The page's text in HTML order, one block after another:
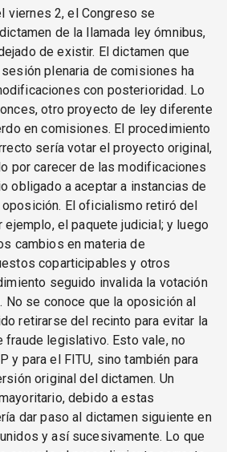
viernes 2, el Congreso se
de la llamada ley ómnibus,
de existir. El dictamen que
plenaria de comisiones ha
con posterioridad. Lo
otro proyecto de ley diferente
en comisiones. El procedimiento
sería votar el proyecto original,
por carecer de las modificaciones
obligado a aceptar a instancias de
El oficialismo retiró del
ejemplo, el paquete judicial; y luego
cambios en materia de
coparticipables y otros
seguido invalida la votación
No se conoce que la oposición al
retirarse del recinto para evitar la
fraude legislativo. Esto vale, no
y para el FITU, sino también para
original del dictamen. Un
debido a estas
dar paso al dictamen siguiente en
y así sucesivamente. Lo que